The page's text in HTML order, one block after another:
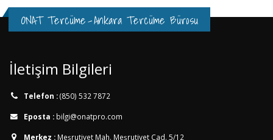
ONAT Tercüme-Ankara Tercüme Bürosu
İletişim Bilgileri
Telefon :(850) 532 7872
Eposta : bilgi@onatpro.com
Merkez : Meşrutiyet Mah. Meşrutiyet Cad. 5/12